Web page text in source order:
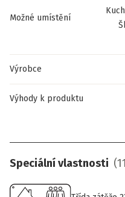
Možné umístění
Výrobce
Výhody k produktu
Speciální vlastnosti (11